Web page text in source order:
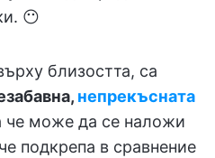
😶
близостта, са
непрекъсната
че може да се наложи
подкрепа в сравнение